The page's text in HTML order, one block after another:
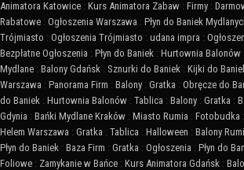
Animatora Katowice : Kurs Animatora Zabaw : Firmy :
Rabatowe : Ogłoszenia Warszawa : Płyn do Baniek
Trójmiasto : Ogłoszenia Trójmiasto : udana impra :
Bezpłatne Ogłoszenia : Płyn do Baniek : Hurtownia Balonów
Mydlane : Balony Gdańsk : Sznurki do Baniek : Kijki do
Warszawa : Panorama Firm : Balony : Gratka : Obręcze do
do Baniek : Hurtownia Balonów : Tablica : Balony : Gratka :
Gdynia : Bańki Mydlane Kraków : Miasto Rumia : Fotobudka :
Helem Warszawa : Gratka : Tablica : Halloween : Balony
Płyn do Baniek : Baza Firm : Gratka : Ogłoszenia : Płyn do
Foliowe : Zamykanie w Bańce : Kurs Animatora Gdańsk :